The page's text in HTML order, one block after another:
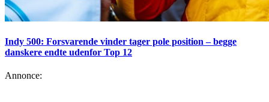
Indy 500: Forsvarende vinder tager pole position – begge
danskere endte udenfor Top 12
Annonce: